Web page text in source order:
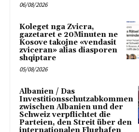
06/08/2026
Koleget nga Zvicra,
gazetaret e 20Minuten ne
Kosove takojne «vendasit
zviceran» alias diasporen
shqiptare
05/08/2026
Albanien / Das
Investitionsschutzabkommen
zwischen Albanien und der
Schweiz verpflichtet die
Parteien, den Streit über den